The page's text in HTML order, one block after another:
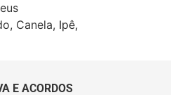
Canela, Ipê,
E ACORDOS